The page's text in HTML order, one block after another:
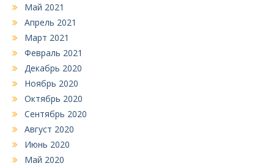
Май 2021
Апрель 2021
Март 2021
Февраль 2021
Декабрь 2020
Ноябрь 2020
Октябрь 2020
Сентябрь 2020
Август 2020
Июнь 2020
Май 2020